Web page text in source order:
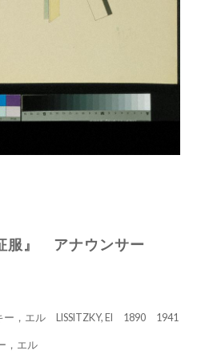
服』 アナウンサー
ー，エル LISSITZKY, El 1890 1941
，エル